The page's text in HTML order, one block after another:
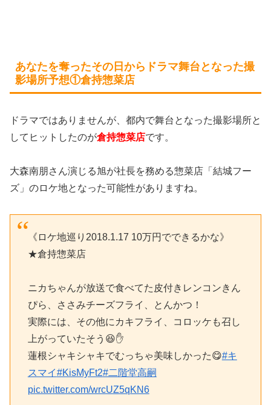
あなたを奪ったその日からドラマ舞台となった撮
影場所予想①倉持惣菜店
ドラマではありませんが、都内で舞台となった撮影場所と
してヒットしたのが倉持惣菜店です。
大森南朋さん演じる旭が社長を務める惣菜店「結城フー
ズ」のロケ地となった可能性がありますね。
《ロケ地巡り2018.1.17 10万円でできるかな》
★倉持惣菜店
ニカちゃんが放送で食べてた皮付きレンコンきん
ぴら、ささみチーズフライ、とんかつ！
実際には、その他にカキフライ、コロッケも召し
上がっていたそう😆✋
蓮根シャキシャキでむっちゃ美味しかった😋#キ
スマイ#KisMyFt2#二階堂高嗣
pic.twitter.com/wrcUZ5qKN6